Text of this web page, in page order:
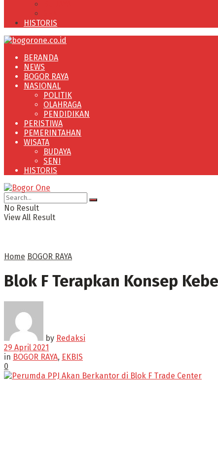
HISTORIS
BERANDA
NEWS
BOGOR RAYA
NASIONAL
POLITIK
OLAHRAGA
PENDIDIKAN
PERISTIWA
PEMERINTAHAN
WISATA
BUDAYA
SENI
HISTORIS
No Result
View All Result
Home BOGOR RAYA
Blok F Terapkan Konsep
by Redaksi
29 April 2021
in BOGOR RAYA, EKBIS
0